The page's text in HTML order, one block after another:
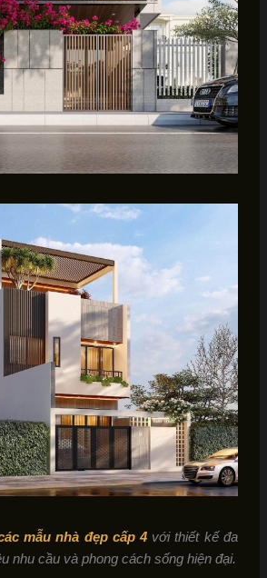
mẫu nhà đẹp cấp 4với thiết kế đa
nhu cầu và phong cách sống hiện đại.